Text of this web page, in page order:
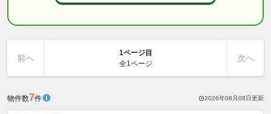
前へ
1ページ目
全1ページ
次へ
物件数7件 2026年08月08日 更新